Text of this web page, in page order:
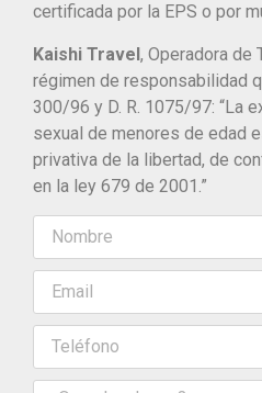
certificada por la EPS o por
Kaishi Travel, Operadora de
régimen de responsabilidad
300/96 y D. R. 1075/97: “La
sexual de menores de edad
privativa de la libertad, de
en la ley 679 de 2001.”